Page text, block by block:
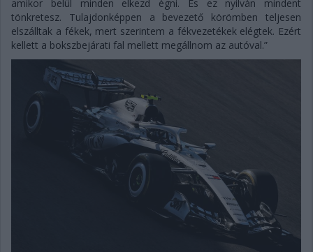
amikor belül minden elkezd égni. És ez nyilván mindent
tönkretesz. Tulajdonképpen a bevezető körömben teljesen
elszálltak a fékek, mert szerintem a fékvezetékek elégtek. Ezért
kellett a bokszbejárati fal mellett megállnom az autóval.”